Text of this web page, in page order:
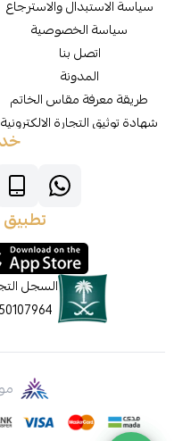
سياسة الاستبدال والاسترجاع
سياسة الخصوصية
اتصل بنا
المدونة
طريقة معرفة مقاس الخاتم
شهادة توثيق التجارة الالكترونية
السجل